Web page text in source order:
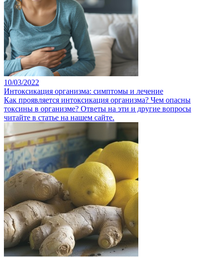
10/03/2022
Интоксикация организма: симптомы и лечение
Как проявляется интоксикация организма? Чем опасны
токсины в организме? Ответы на эти и другие вопросы
читайте в статье на нашем сайте.